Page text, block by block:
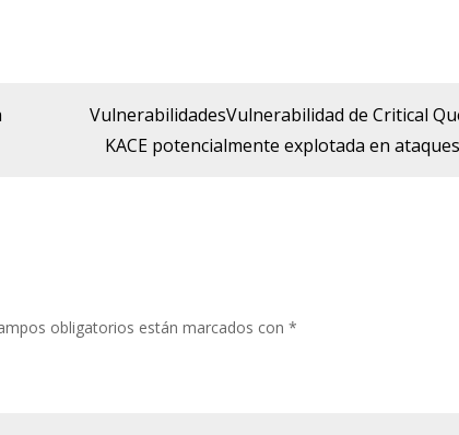
VulnerabilidadesVulnerabilidad de Critical
KACE potencialmente explotada en ataques
obligatorios están marcados con *